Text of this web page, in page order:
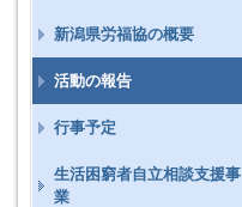
新潟県労福協の概要
活動の報告
行事予定
生活困窮者自立相談支援事
業